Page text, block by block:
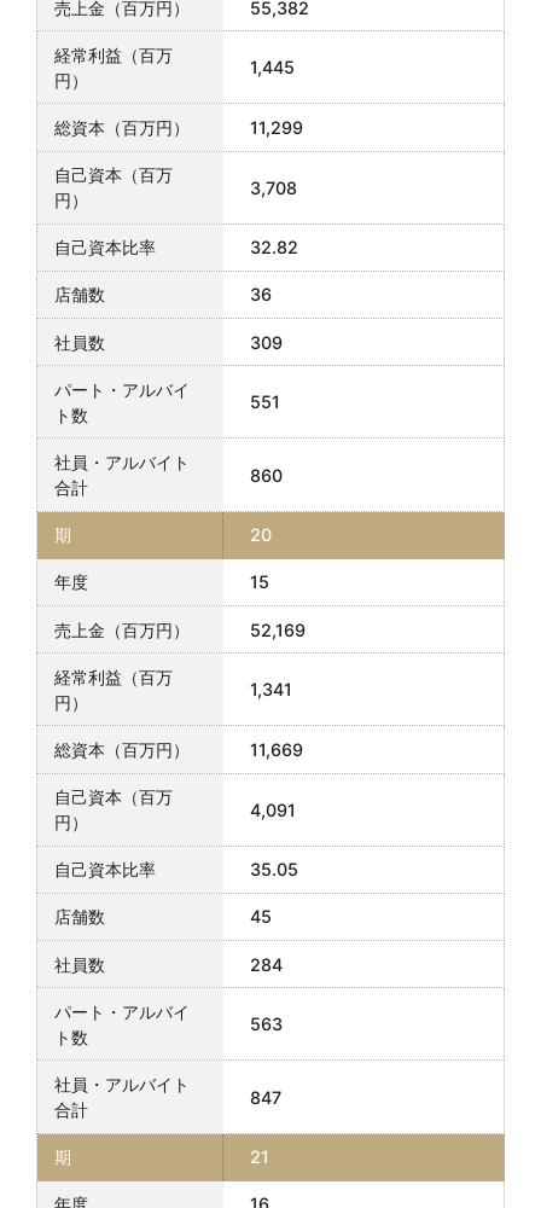
55,382
1,445
11,299
3,708
32.82
36
309
551
860
20
15
52,169
1,341
11,669
4,091
35.05
45
284
563
847
21